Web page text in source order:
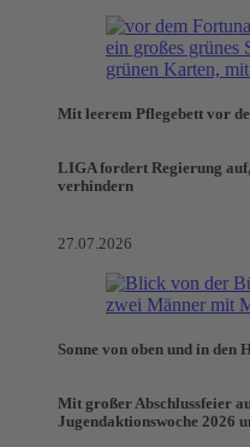
Mit leerem Pflegebett vor
LIGA fordert Regierung auf,
verhindern
27.07.2026
Sonne von oben und in den
Mit großer Abschlussfeier
Jugendaktionswoche 2026